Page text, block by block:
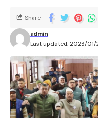
Last updated: 2026/01/
admin
Share